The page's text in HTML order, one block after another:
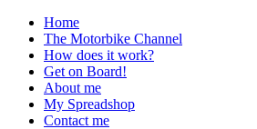
Home
The Motorbike Channel
How does it work?
Get on Board!
About me
My Spreadshop
Contact me